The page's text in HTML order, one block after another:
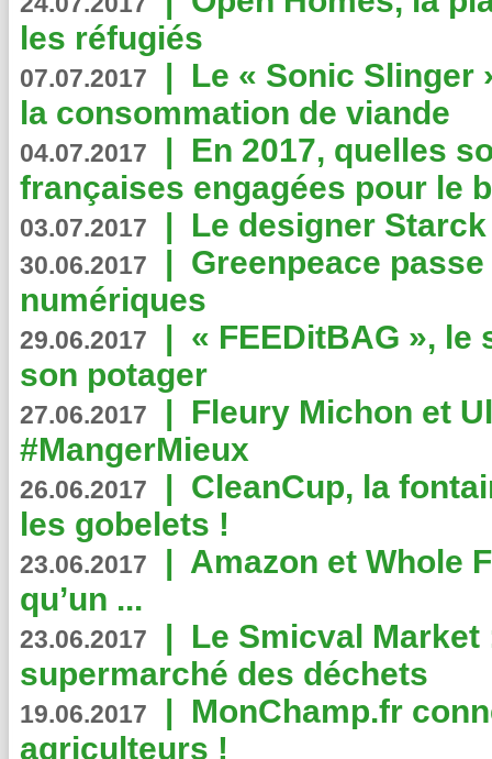
les réfugiés
07.07.2017 | Le « Sonic Slinger
la consommation de viande
04.07.2017 | En 2017, quelles
françaises engagées pour le
03.07.2017 | Le designer
30.06.2017 | Greenpeace
numériques
29.06.2017 | « FEEDitBAG », le
son potager
27.06.2017 | Fleury Michon et
#MangerMieux
26.06.2017 | CleanCup, la
les gobelets !
23.06.2017 | Amazon et Whole
qu’un ...
23.06.2017 | Le Smicval
supermarché des déchets
19.06.2017 | MonChamp.fr
agriculteurs !